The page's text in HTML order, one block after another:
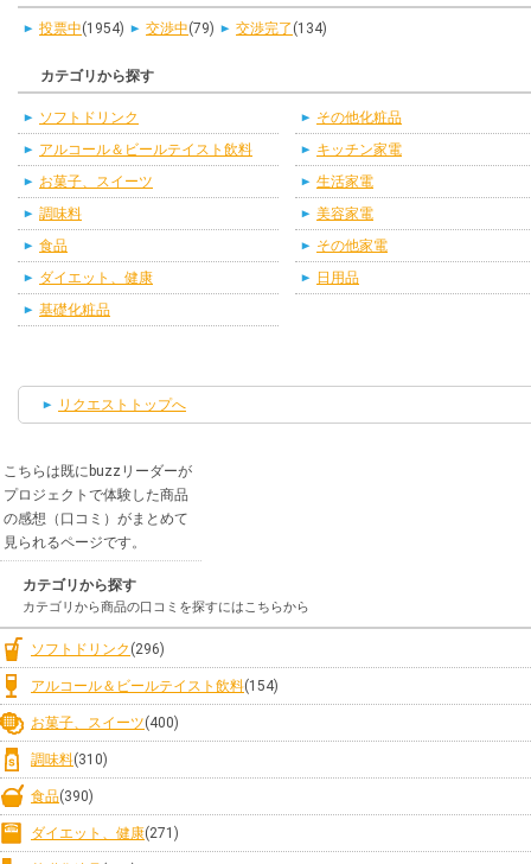
投票中(1954) 交渉中(79) 交渉完了 (134)
カテゴリから探す
ソフトドリンク
アルコール＆ビールテイスト飲料
お菓子、スイーツ
調味料
食品
ダイエット、健康
基礎化粧品
その他化粧品
キッチン家電
生活家電
美容家電
その他家電
日用品
リクエストトップへ
こちらは既にbuzzリーダーが
プロジェクトで体験した商品
の感想（口コミ）がまとめて
見られるページです。
カテゴリから探す
カテゴリから商品の口コミを探すにはこちらから
ソフトドリンク (296)
アルコール＆ビールテイスト飲料(154)
お菓子、スイーツ(400)
調味料(310)
食品(390)
ダイエット、健康(271)